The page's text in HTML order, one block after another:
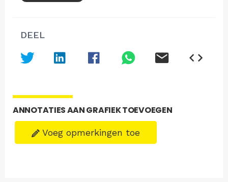
DEEL
ANNOTATIES AAN GRAFIEK TOEVOEGEN
Voeg opmerkingen toe